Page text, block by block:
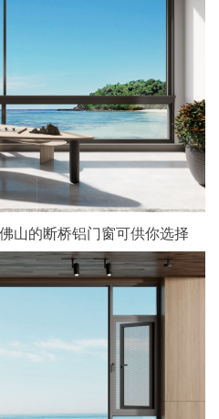
山的断桥铝门窗可供你选择